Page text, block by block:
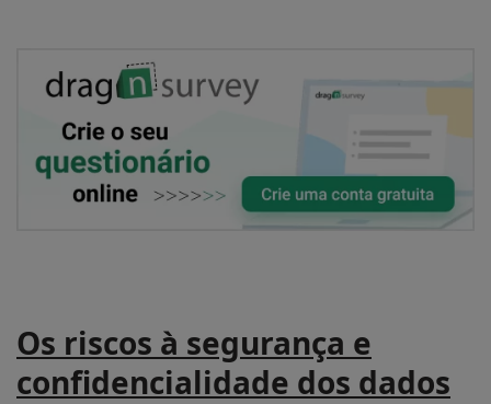
Os riscos à segurança e
confidencialidade dos dados